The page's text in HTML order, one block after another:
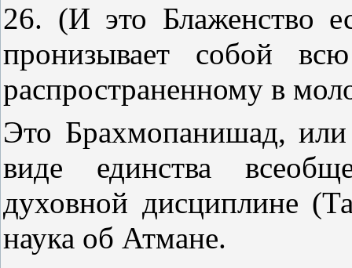
26. (И это Блаженство
пронизывает собой
распространенному в
Это Брахмопанишад,
виде единства
духовной дисциплине
наука об Атмане.